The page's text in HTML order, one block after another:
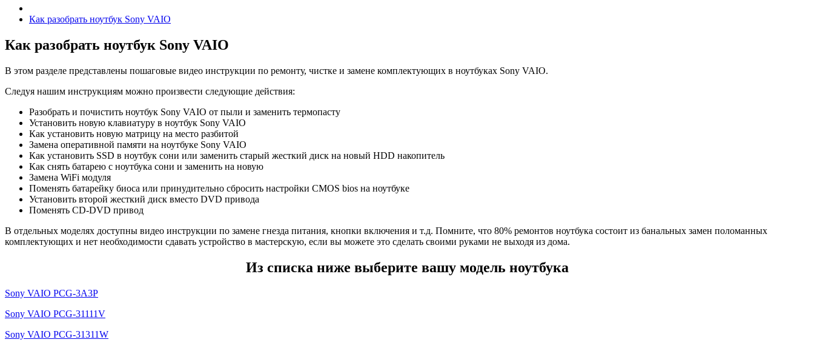
Как разобрать ноутбук Sony VAIO
Как разобрать ноутбук Sony VAIO
В этом разделе представлены пошаговые видео инструкции по ремонту, чистке и замене комплектующих в ноутбуках Sony VAIO.
Следуя нашим инструкциям можно произвести следующие действия:
Разобрать и почистить ноутбук Sony VAIO от пыли и заменить термопасту
Установить новую клавиатуру в ноутбук Sony VAIO
Как установить новую матрицу на место разбитой
Замена оперативной памяти на ноутбуке Sony VAIO
Как установить SSD в ноутбук сони или заменить старый жесткий диск на новый HDD накопитель
Как снять батарею с ноутбука сони и заменить на новую
Замена WiFi модуля
Поменять батарейку биоса или принудительно сбросить настройки CMOS bios на ноутбуке
Установить второй жесткий диск вместо DVD привода
Поменять CD-DVD привод
В отдельных моделях доступны видео инструкции по замене гнезда питания, кнопки включения и т.д. Помните, что 80% ремонтов ноутбука состоит из банальных замен поломанных
комплектующих и нет необходимости сдавать устройство в мастерскую, если вы можете это сделать своими руками не выходя из дома.
Из списка ниже выберите вашу модель ноутбука
Sony VAIO PCG-3A3P
Sony VAIO PCG-31111V
Sony VAIO PCG-31311W